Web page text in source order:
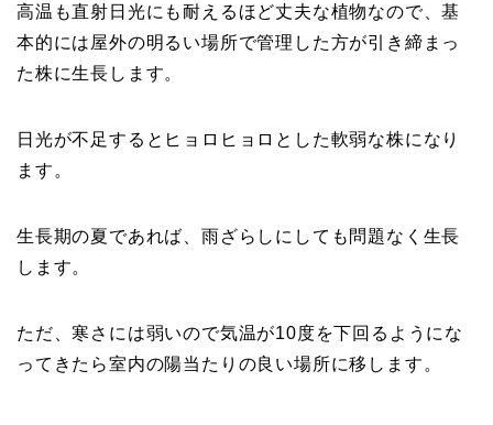
高温も直射日光にも耐えるほど丈夫な植物なので、基
本的には屋外の明るい場所で管理した方が引き締まっ
た株に生長します。
日光が不足するとヒョロヒョロとした軟弱な株になり
ます。
生長期の夏であれば、雨ざらしにしても問題なく生長
します。
ただ、寒さには弱いので気温が10度を下回るようにな
ってきたら室内の陽当たりの良い場所に移します。